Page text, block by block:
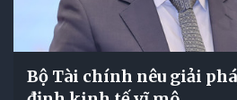
Bộ Tài chính nêu giải